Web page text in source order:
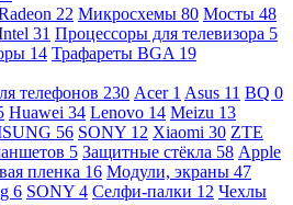
22 Микросхемы 80 Мосты 48
31 Процессоры для телевизора 5
14 Трафареты BGA 19
телефонов 230 Acer 1 Asus 11 BQ 0
Huawei 34 Lenovo 14 Meizu 13
56 SONY 12 Xiaomi 30 ZTE
5 Защитные стёкла 58 Apple
пленка 16 Модули, экраны 47
6 SONY 4 Селфи-палки 12 Чехлы